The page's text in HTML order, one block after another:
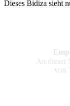
Dieses Bidiza sieht
An dieser
von